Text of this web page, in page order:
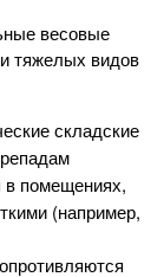
весовые
тяжелых видов
складские
в помещениях,
(например,